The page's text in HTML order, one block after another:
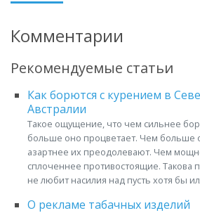
Комментарии
Рекомендуемые статьи
Как борются с курением в
Австралии
Такое ощущение, что чем сильнее
больше оно процветает. Чем больше
азартнее их преодолевают. Чем
сплоченнее противостоящие. Такова
не любит насилия над пусть хотя бы
О рекламе табачных изделий